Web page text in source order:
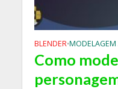
BLENDER•MODELAGEM
Como